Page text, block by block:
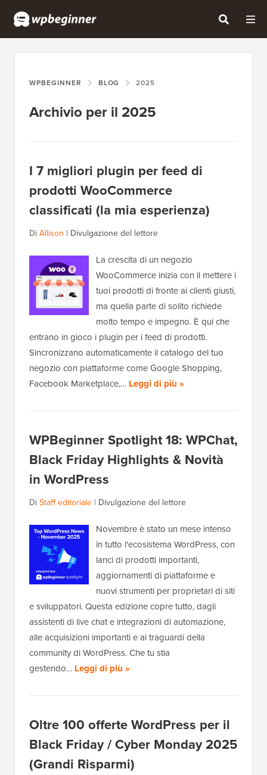
WPBEGINNER BLOG 2025
Archivio per il 2025
I 7 migliori plugin per feed di
prodotti WooCommerce
classificati (la mia esperienza)
DiAllison | Divulgazione del lettore
La crescita di un negozio
WooCommerce inizia con il mettere i
tuoi prodotti di fronte ai clienti giusti,
ma quella parte di solito richiede
molto tempo e impegno. È qui che
entrano in gioco i plugin per i feed di prodotti.
Sincronizzano automaticamente il catalogo del tuo
negozio con piattaforme come Google Shopping,
Facebook Marketplace,… Leggi di più »
WPBeginner Spotlight 18: WPChat,
Black Friday Highlights & Novità
in WordPress
DiStaff editoriale | Divulgazione del lettore
Novembre è stato un mese intenso
in tutto l'ecosistema WordPress, con
lanci di prodotti importanti,
aggiornamenti di piattaforme e
nuovi strumenti per proprietari di siti
e sviluppatori. Questa edizione copre tutto, dagli
assistenti di live chat e integrazioni di automazione,
alle acquisizioni importanti e ai traguardi della
community di WordPress. Che tu stia
gestendo… Leggi di più »
Oltre 100 offerte WordPress per il
Black Friday / Cyber Monday 2025
(Grandi Risparmi)